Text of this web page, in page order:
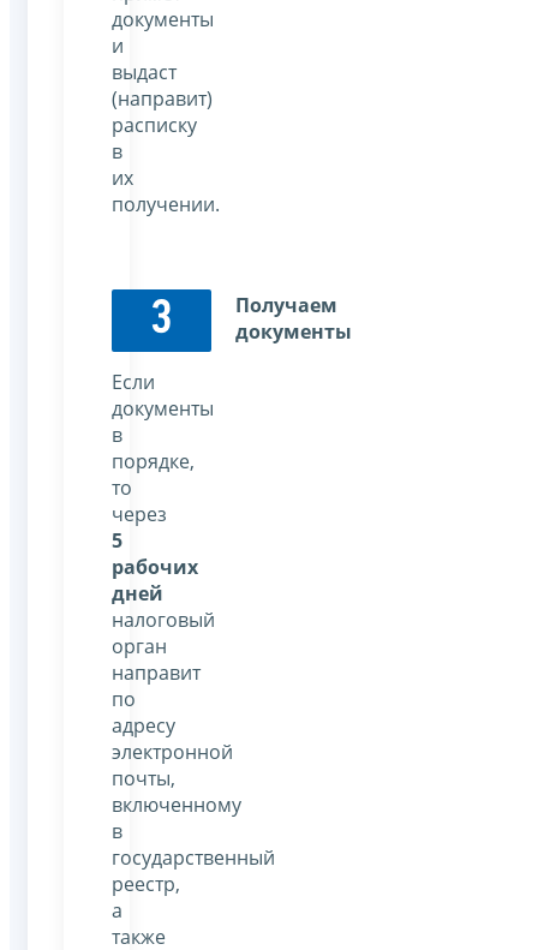
документы
и
выдаст
(направит)
расписку
в
их
получении.
3
Получаем
документы
Если
документы
в
порядке,
то
через
5
рабочих
дней
налоговый
орган
направит
по
адресу
электронной
почты,
включенному
в
государственный
реестр,
а
также